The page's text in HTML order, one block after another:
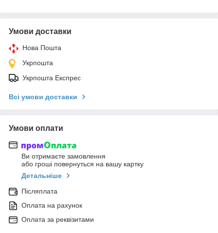
Умови доставки
Нова Пошта
Укрпошта
Укрпошта Експрес
Всі умови доставки
Умови оплати
Ви отримаєте замовлення
або гроші повернуться на вашу картку
Детальніше
Післяплата
Оплата на рахунок
Оплата за реквізитами